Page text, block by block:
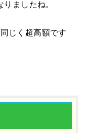
ましたね。
じく超高額です